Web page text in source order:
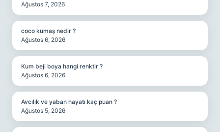
Ağustos 7, 2026
coco kumaş nedir ?
Ağustos 6, 2026
Kum beji boya hangi renktir ?
Ağustos 6, 2026
Avcılık ve yaban hayatı kaç puan ?
Ağustos 5, 2026